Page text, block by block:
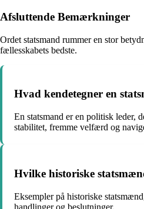
Afsluttende Bemærkninger
Ordet statsmand rummer en stor
fællesskabets bedste.
Hvad kendetegner en
En statsmand er en politisk leder,
stabilitet, fremme velfærd og
Hvilke historiske
Eksempler på historiske
handlinger og beslutninger.